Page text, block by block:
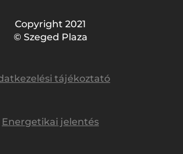
Copyright 2021
© Szeged Plaza
tájékoztató
Energetikai jelentés